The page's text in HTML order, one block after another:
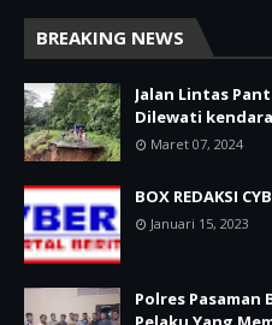
BREAKING NEWS
Jalan Lintas
Dilewati
Maret 07, 2024
BOX REDAKSI
Januari 15, 2023
Polres Pasaman